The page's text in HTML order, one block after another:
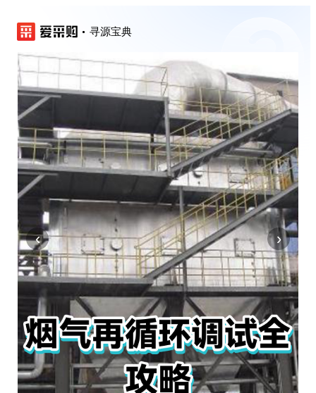
寻源宝典
‹ ›